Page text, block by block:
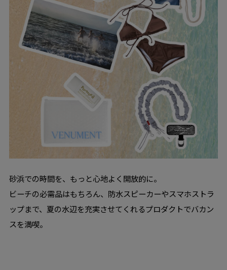
砂浜での時間を、もっと心地よく開放的に。
ビーチの必需品はもちろん、防水スピーカーやスマホストラ
ップまで、夏の水辺を充実させてくれるプロダクトでバカン
スを満喫。